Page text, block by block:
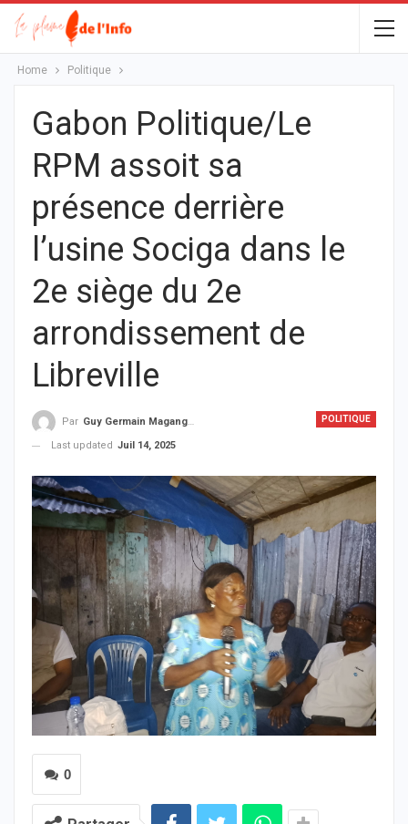
Home Politique
Gabon Politique/Le
RPM assoit sa
présence derrière
l’usine Sociga dans le
2e siège du 2e
arrondissement de
Libreville
POLITIQUE
Par Guy Germain Maganga Nziengui
Last updated Juil 14, 2025
0